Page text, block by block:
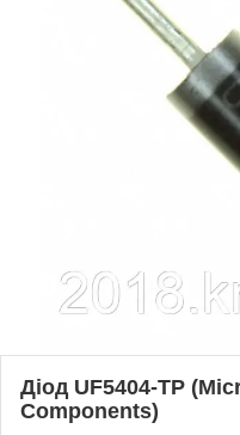
Діод UF5404-TP
Components)